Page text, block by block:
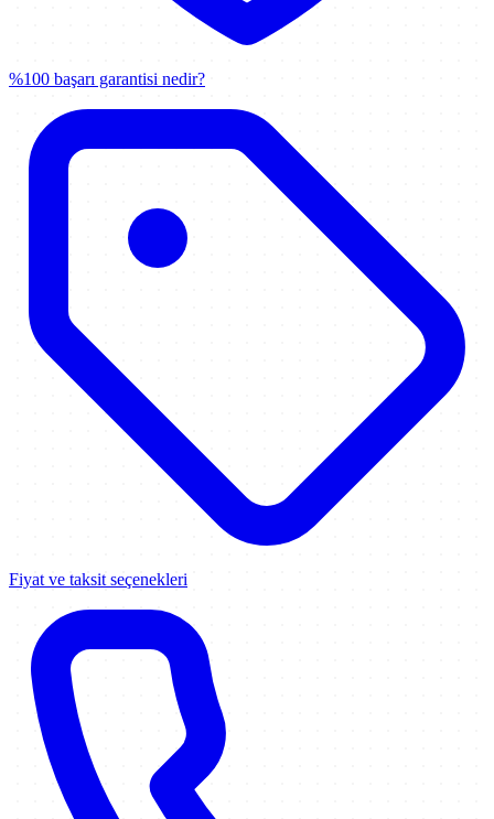
%100 başarı garantisi nedir?
Fiyat ve taksit seçenekleri